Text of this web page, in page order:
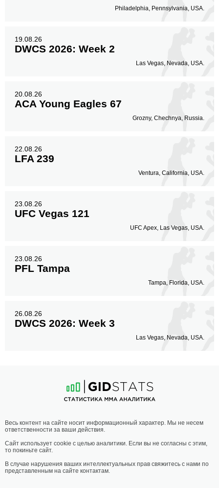
Philadelphia, Pennsylvania, USA.
19.08.26
DWCS 2026: Week 2
Las Vegas, Nevada, USA.
20.08.26
ACA Young Eagles 67
Grozny, Chechnya, Russia.
22.08.26
LFA 239
Ventura, California, USA.
23.08.26
UFC Vegas 121
UFC Apex, Las Vegas, USA.
23.08.26
PFL Tampa
Tampa, Florida, USA.
26.08.26
DWCS 2026: Week 3
Las Vegas, Nevada, USA.
Весь контент на сайте носит информационный характер. Мы не несем
ответственности за ваши действия.
Сайт использует cookie с целью аналитики. Если вы не согласны с этим,
то покиньте сайт.
В случае нарушения ваших интеллектуальных прав свяжитесь с нами по
представленным на сайте контактам.